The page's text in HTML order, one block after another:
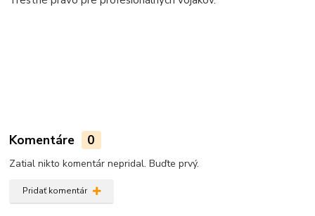
Komentáre 0
Zatial nikto komentár nepridal. Buďte prvý.
Pridať komentár